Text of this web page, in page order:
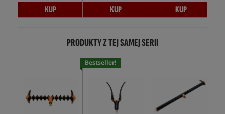
KUP KUP KUP
PRODUKTY Z TEJ SAMEJ SERII
Bestseller!